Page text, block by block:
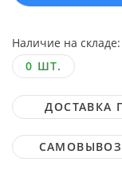
Наличие на складе:
0 ШТ.
ДОСТАВКА